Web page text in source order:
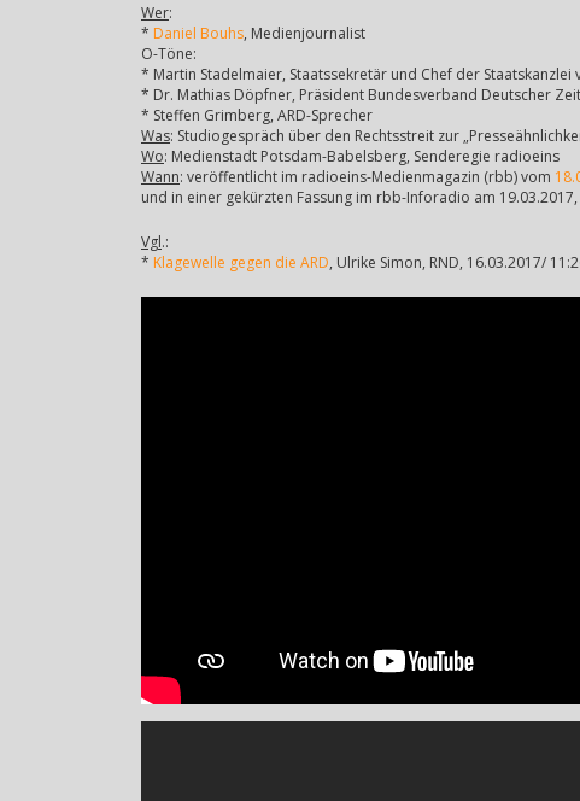
Wer:
* Daniel Bouhs, Medienjournalist
O-Töne:
* Martin Stadelmaier, Staatssekretär und Chef der Staatskanzlei
* Dr. Mathias Döpfner, Präsident Bundesverband Deutscher
* Steffen Grimberg, ARD-Sprecher
Was: Studiogespräch über den Rechtsstreit zur
Wo: Medienstadt Potsdam-Babelsberg, Senderegie radioeins
Wann: veröffentlicht im radioeins-Medienmagazin (rbb) vom
und in einer gekürzten Fassung im rbb-Inforadio am
Vgl.:
* Klagewelle gegen die ARD, Ulrike Simon, RND, 16.03.2017/